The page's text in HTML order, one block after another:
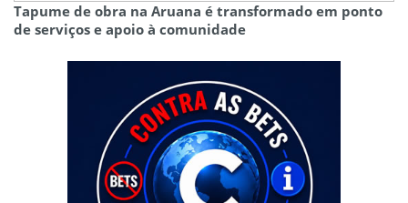
Tapume de obra na Aruana é transformado em ponto
de serviços e apoio à comunidade